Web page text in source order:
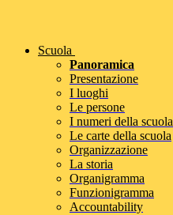
Scuola
Panoramica
Presentazione
I luoghi
Le persone
I numeri della scuola
Le carte della scuola
Organizzazione
La storia
Organigramma
Funzionigramma
Accountability